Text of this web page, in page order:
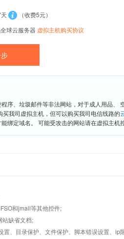
（收费5元）
球云服务器 虚拟主机购买协议
序、垃圾邮件等非法网站，对于成人用品
我司虚拟主机，但可以购买我司电信线路的
绑定域名。 可能受攻击的网站请在虚拟主机
和jmail等其他控件;
站缺省文档;
、目录保护、文件保护、脚本错误设置、